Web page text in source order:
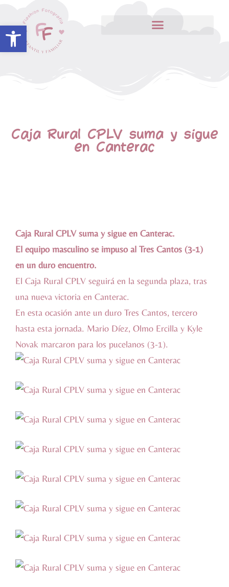
Abrir barra de herramientas
Caja Rural CPLV suma y sigue
en Canterac
Caja Rural CPLV suma y sigue en Canterac.
El equipo masculino se impuso al Tres Cantos (3-1)
en un duro encuentro.
El Caja Rural CPLV seguirá en la segunda plaza, tras
una nueva victoria en Canterac.
En esta ocasión ante un duro Tres Cantos, tercero
hasta esta jornada. Mario Díez, Olmo Ercilla y Kyle
Novak marcaron para los pucelanos (3-1).